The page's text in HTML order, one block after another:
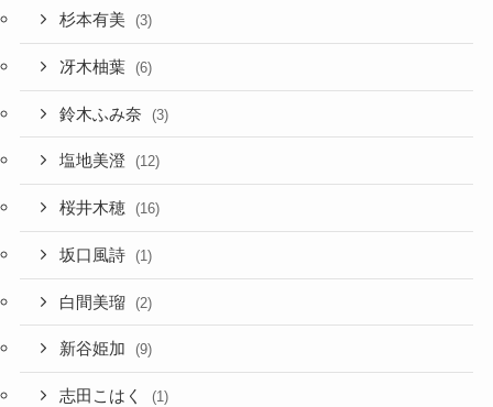
杉本有美 (3)
冴木柚葉 (6)
鈴木ふみ奈 (3)
塩地美澄 (12)
桜井木穂 (16)
坂口風詩 (1)
白間美瑠 (2)
新谷姫加 (9)
志田こはく (1)